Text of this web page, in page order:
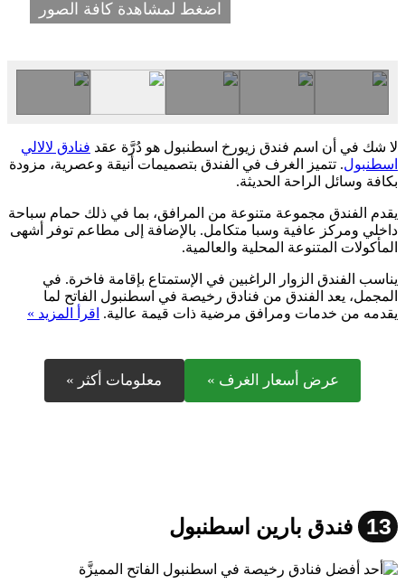
اضغط لمشاهدة كافة الصور
لا شك في أن اسم فندق زيورخ اسطنبول هو دُرَّة عقد فنادق لالالي
اسطنبول. تتميز الغرف في الفندق بتصميمات أنيقة وعصرية، مزودة
بكافة وسائل الراحة الحديثة.
يقدم الفندق مجموعة متنوعة من المرافق، بما في ذلك حمام سباحة
داخلي ومركز عافية وسبا متكامل. بالإضافة إلى مطاعم توفر أشهى
المأكولات المتنوعة المحلية والعالمية.
يناسب الفندق الزوار الراغبين في الإستمتاع بإقامة فاخرة. في
المجمل، يعد الفندق من فنادق رخيصة في اسطنبول الفاتح لما
يقدمه من خدمات ومرافق مرضية ذات قيمة عالية. اقرأ المزيد »
عرض أسعار الغرف » معلومات أكثر »
13 فندق بارين اسطنبول